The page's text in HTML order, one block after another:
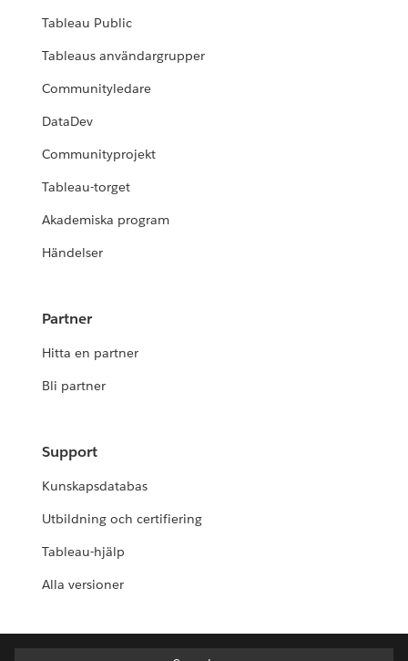
Tableau Public
Tableaus användargrupper
Communityledare
DataDev
Communityprojekt
Tableau-torget
Akademiska program
Händelser
Partner
Hitta en partner
Bli partner
Support
Kunskapsdatabas
Utbildning och certifiering
Tableau-hjälp
Alla versioner